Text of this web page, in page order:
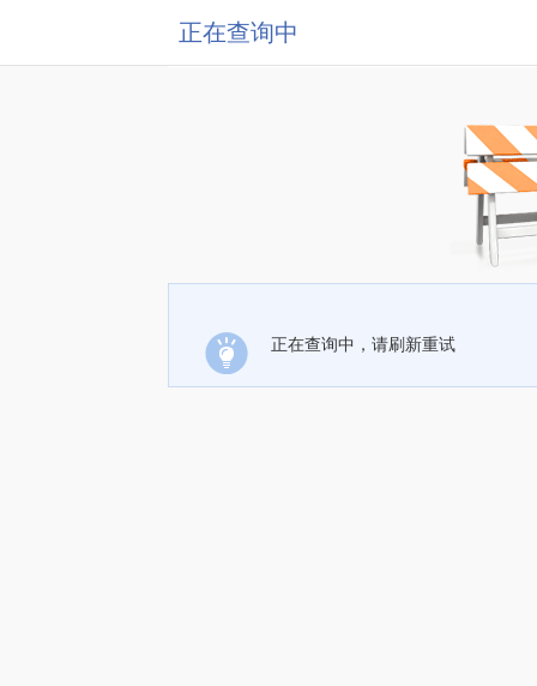
正在查询中
正在查询中，请刷新重试